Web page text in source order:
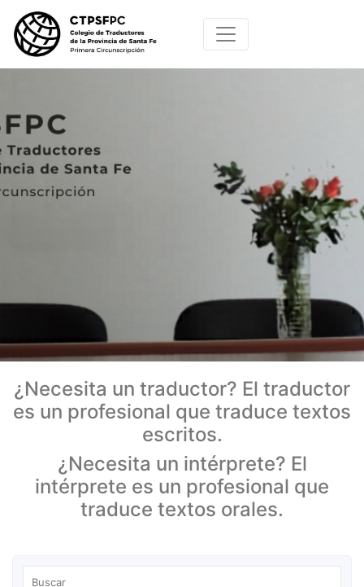
¿Necesita un traductor? El traductor
es un profesional que traduce textos
escritos.
¿Necesita un intérprete? El
intérprete es un profesional que
traduce textos orales.